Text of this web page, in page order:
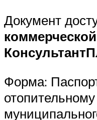
Документ
Форма: